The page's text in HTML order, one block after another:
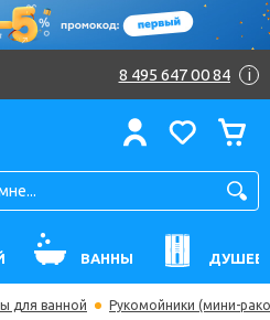
8 495 647 00 84 i
ВАННЫ
для ванной Рукомойники (мини-